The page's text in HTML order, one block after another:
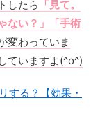
したら 「見て。
ない？」「手術
変わっていま
ていますよ(^o^)
する？【効果・